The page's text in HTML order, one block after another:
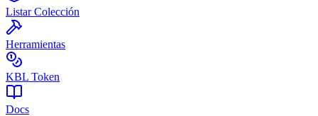
Listar Colección
Herramientas
KBL Token
Docs